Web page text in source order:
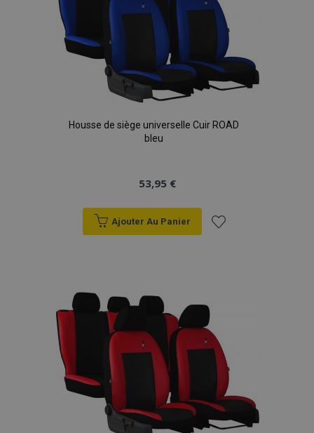
Housse de siège universelle Cuir ROAD
bleu
53,95 €
Ajouter Au Panier
liste
d'achats